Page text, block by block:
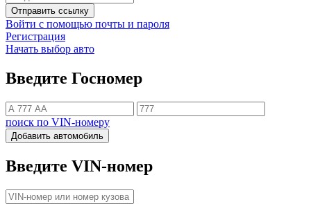
Отправить ссылку
Войти с помощью почты и пароля
Регистрация
Начать выбор авто
Введите Госномер
поиск по VIN-номеру
Добавить автомобиль
Введите VIN-номер